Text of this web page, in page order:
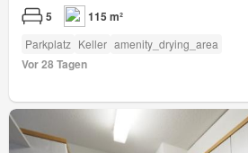
5 115 m²
Parkplatz Keller amenity_drying_area
Vor 28 Tagen